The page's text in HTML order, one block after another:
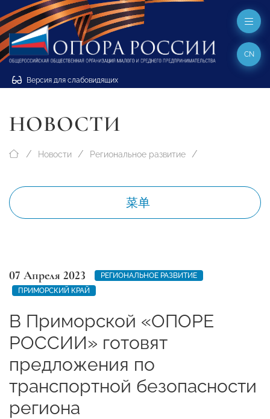
Версия для слабовидящих
CN
НОВОСТИ
Новости Региональное развитие
菜单
07 Апреля 2023
РЕГИОНАЛЬНОЕ РАЗВИТИЕ
ПРИМОРСКИЙ КРАЙ
В Приморской «ОПОРЕ
РОССИИ» готовят
предложения по
транспортной безопасности
региона